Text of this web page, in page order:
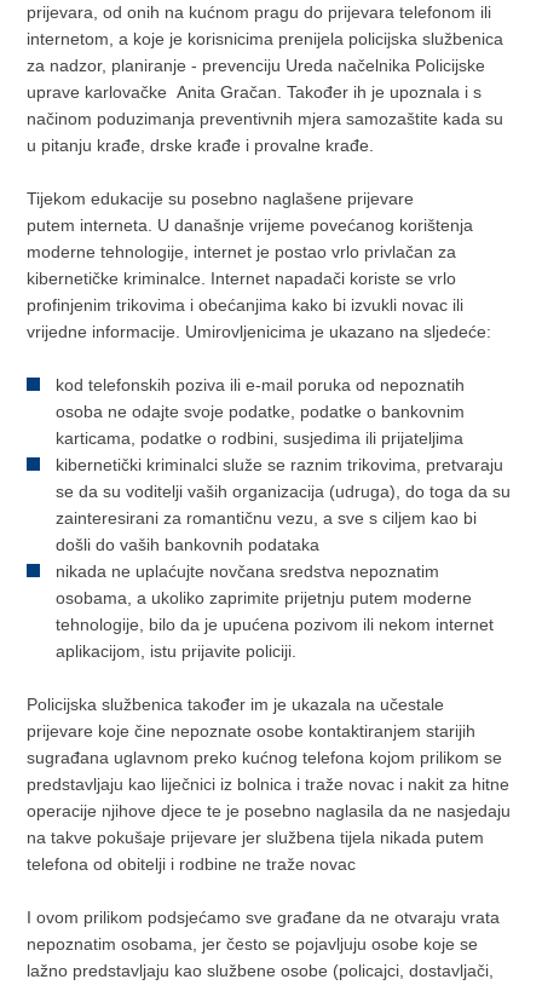
prijevara, od onih na kućnom pragu do prijevara telefonom ili
internetom, a koje je korisnicima prenijela policijska službenica
za nadzor, planiranje - prevenciju Ureda načelnika Policijske
uprave karlovačke Anita Gračan. Također ih je upoznala i s
načinom poduzimanja preventivnih mjera samozaštite kada su
u pitanju krađe, drske krađe i provalne krađe.
Tijekom edukacije su posebno naglašene prijevare
putem interneta. U današnje vrijeme povećanog korištenja
moderne tehnologije, internet je postao vrlo privlačan za
kibernetičke kriminalce. Internet napadači koriste se vrlo
profinjenim trikovima i obećanjima kako bi izvukli novac ili
vrijedne informacije. Umirovljenicima je ukazano na sljedeće:
kod telefonskih poziva ili e-mail poruka od nepoznatih
osoba ne odajte svoje podatke, podatke o bankovnim
karticama, podatke o rodbini, susjedima ili prijateljima
kibernetički kriminalci služe se raznim trikovima, pretvaraju
se da su voditelji vaših organizacija (udruga), do toga da su
zainteresirani za romantičnu vezu, a sve s ciljem kao bi
došli do vaših bankovnih podataka
nikada ne uplaćujte novčana sredstva nepoznatim
osobama, a ukoliko zaprimite prijetnju putem moderne
tehnologije, bilo da je upućena pozivom ili nekom internet
aplikacijom, istu prijavite policiji.
Policijska službenica također im je ukazala na učestale
prijevare koje čine nepoznate osobe kontaktiranjem starijih
sugrađana uglavnom preko kućnog telefona kojom prilikom se
predstavljaju kao liječnici iz bolnica i traže novac i nakit za hitne
operacije njihove djece te je posebno naglasila da ne nasjedaju
na takve pokušaje prijevare jer službena tijela nikada putem
telefona od obitelji i rodbine ne traže novac
I ovom prilikom podsjećamo sve građane da ne otvaraju vrata
nepoznatim osobama, jer često se pojavljuju osobe koje se
lažno predstavljaju kao službene osobe (policajci, dostavljači,